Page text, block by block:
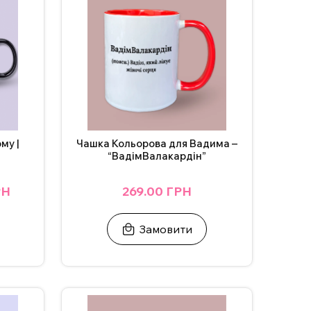
|
Чашка Кольорова для Вадима –
“ВадімВалакардін”
269.00 ГРН
Замовити